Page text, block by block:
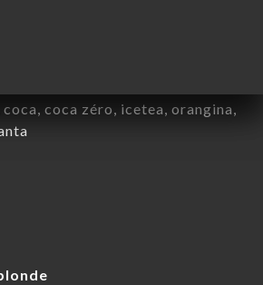
coca, coca zéro, icetea, orangina,